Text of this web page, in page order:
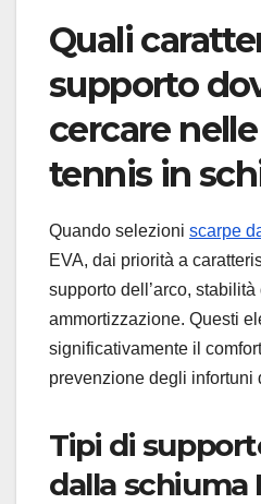
Quali
supporto
cercare
tennis in
Quando selezioni scarpe
EVA, dai priorità a
supporto dell’arco,
ammortizzazione. Questi
significativamente il
prevenzione degli infortuni
Tipi di
dalla schiuma